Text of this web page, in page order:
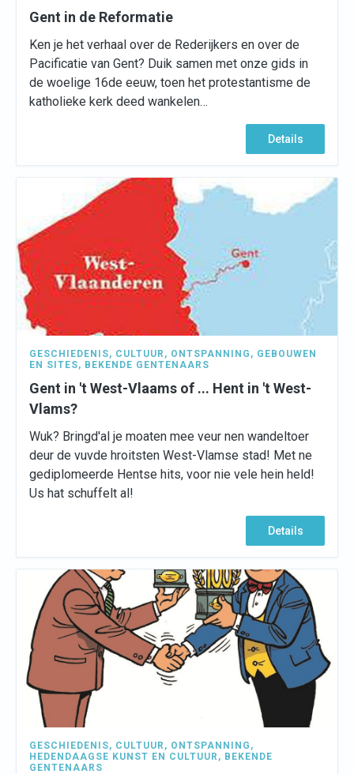
Gent in de Reformatie
Ken je het verhaal over de Rederijkers en over de
Pacificatie van Gent? Duik samen met onze gids in
de woelige 16de eeuw, toen het protestantisme de
katholieke kerk deed wankelen…
Details
GESCHIEDENIS, CULTUUR , ONTSPANNING , GEBOUWEN
EN SITES, BEKENDE GENTENAARS
Gent in 't West-Vlaams of ... Hent in 't West-
Vlams?
Wuk? Bringd'al je moaten mee veur nen wandeltoer
deur de vuvde hroitsten West-Vlamse stad! Met ne
gediplomeerde Hentse hits, voor nie vele hein held!
Us hat schuffelt al!
Details
GESCHIEDENIS, CULTUUR , ONTSPANNING ,
HEDENDAAGSE KUNST EN CULTUUR , BEKENDE
GENTENAARS